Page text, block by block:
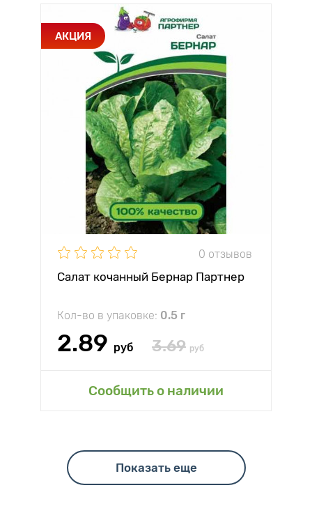
АКЦИЯ
0 отзывов
Салат кочанный Бернар Партнер
Кол-во в упаковке: 0.5 г
2.89 руб 3.69 руб
Сообщить о наличии
Показать еще